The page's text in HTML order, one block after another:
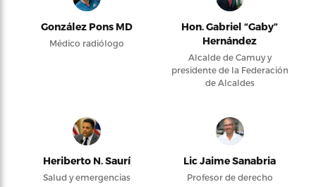
González Pons MD
Médico radiólogo
Hon. Gabriel “Gaby”
Hernández
Alcalde de Camuy y
presidente de la Federación
de Alcaldes
Heriberto N. Saurí
Salud y emergencias
Lic Jaime Sanabria
Profesor de derecho